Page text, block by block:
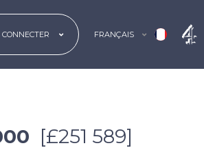
CONNECTER FRANÇAIS
[£251 589]